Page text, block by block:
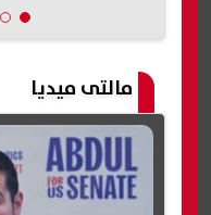
مالتى ميديا